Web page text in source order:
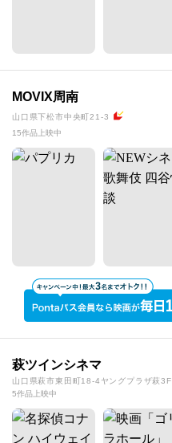
MOVIX周南
山口県下松市中央町21-3
15作品上映中
萩ツインシネマ
山口県萩市東田町18-4ヤングプラザ萩3F
5作品上映中